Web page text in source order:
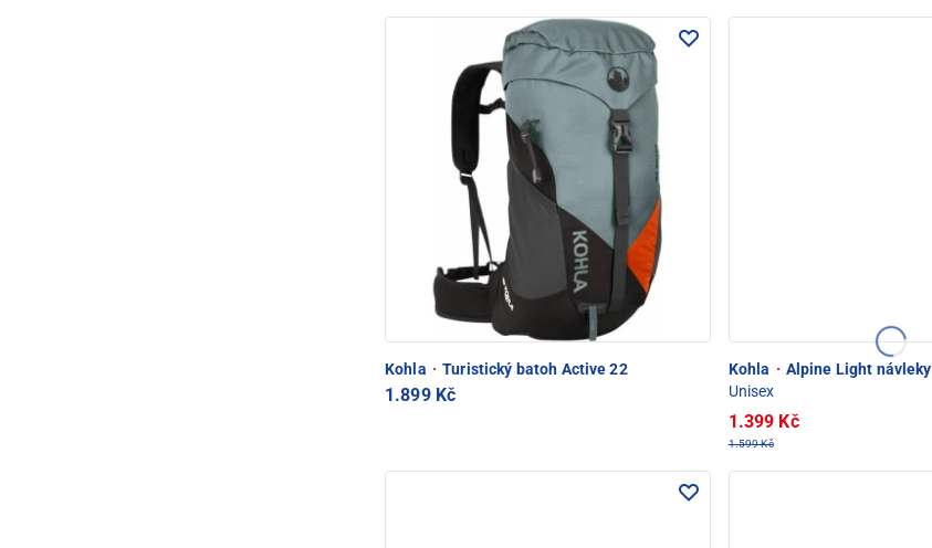
Kohla · Turistický batoh Active 22
1.899 Kč
Kohla · Alpine Light návleky
Unisex
1.399 Kč
1.599 Kč